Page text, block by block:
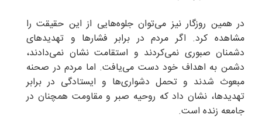
در همین روزگار نیز می‌توان جلوه‌هایی از این حقیقت را
مشاهده کرد. اگر مردم در برابر فشارها و تهدیدهای
دشمنان صبوری نمی‌کردند و استقامت نشان نمی‌دادند،
دشمن به اهداف خود دست می‌یافت. اما مردم در صحنه
مبعوث شدند و تحمل دشواری‌ها و ایستادگی در برابر
تهدیدها، نشان داد که روحیه صبر و مقاومت همچنان در
جامعه زنده است.